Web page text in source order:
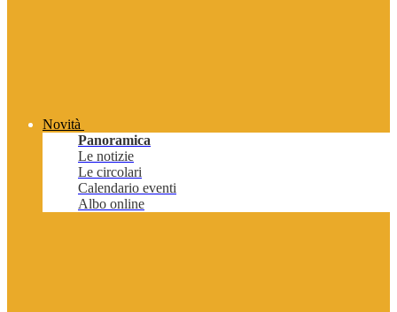
Novità
Panoramica
Le notizie
Le circolari
Calendario eventi
Albo online